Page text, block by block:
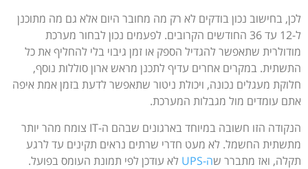
לכן, בחישוב נכון בודקים לא רק מה מחובר היום אלא גם מה מתוכנן
ל-12 עד 36 החודשים הקרובים. לפעמים נכון לבחור מערכת
מודולרית שתאפשר להגדיל הספק או זמן גיבוי בלי להחליף את כל
התשתית. במקרים אחרים עדיף לתכנן מראש ארון סוללות נוסף,
חלוקת מעגלים נכונה, ויכולת ניטור שתאפשר לדעת בזמן אמת איפה
אתם עומדים מול מגבלות המערכת.
הנקודה הזו חשובה במיוחד בארגונים שבהם ה-IT צומח מהר יותר
מתשתית החשמל. לא מעט חדרי שרתים נראים תקינים עד לרגע
תקלה, ואז מתברר שה-UPS לא עודכן לפי תמונת העומס בפועל.